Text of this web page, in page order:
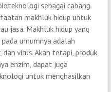
sebagai cabang
makhluk hidup untuk
jasa. Makhluk hidup yang
umumnya adalah
virus. Akan tetapi, produk
enzim, dapat juga
untuk menghasilkan